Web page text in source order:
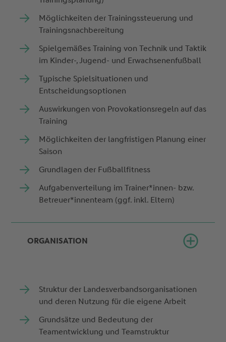
Möglichkeiten der Trainingssteuerung und
Trainingsnachbereitung
Spielgemäßes Training von Technik und Taktik
im Kinder-, Jugend- und Erwachsenenfußball
Typische Spielsituationen und
Entscheidungsoptionen
Auswirkungen von Provokationsregeln auf das
Training
Möglichkeiten der langfristigen Planung einer
Saison
Grundlagen der Fußballfitness
Aufgabenverteilung im Trainer*innen- bzw.
Betreuer*innenteam (ggf. inkl. Eltern)
ORGANISATION
Struktur der Landesverbandsorganisationen
und deren Nutzung für die eigene Arbeit
Grundsätze und Bedeutung der
Teamentwicklung und Teamstruktur